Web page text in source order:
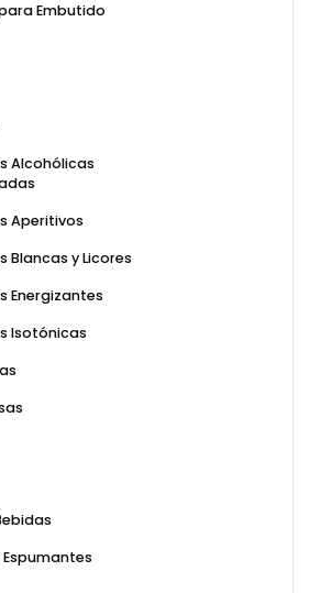
Embutido
Alcohólicas
Aperitivos
Blancas y Licores
Energizantes
Isotónicas
Espumantes